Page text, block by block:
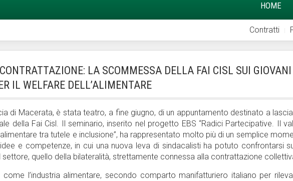
HOME
Contratti
LA SCOMMESSA DELLA FAI CISL SUI GIOVANI
IL WELFARE DELL’ALIMENTARE
di Macerata, è stata teatro, a fine giugno, di un appuntamento destinato a
della Fai Cisl. Il seminario, inserito nel progetto EBS “Radici Partecipative. Il
tra tutele e inclusione”, ha rappresentato molto più di un semplice
e competenze, in cui una nuova leva di sindacalisti ha potuto confrontarsi
quello della bilateralità, strettamente connessa alla contrattazione
come l’industria alimentare, secondo comparto manifatturiero italiano per